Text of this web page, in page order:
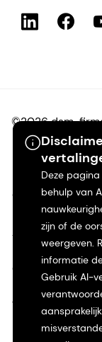
Deze
behulp van
zijn of de
weergeven.
informatie
Gebruik AI-
©2026 dsm-
Algemene
Californië